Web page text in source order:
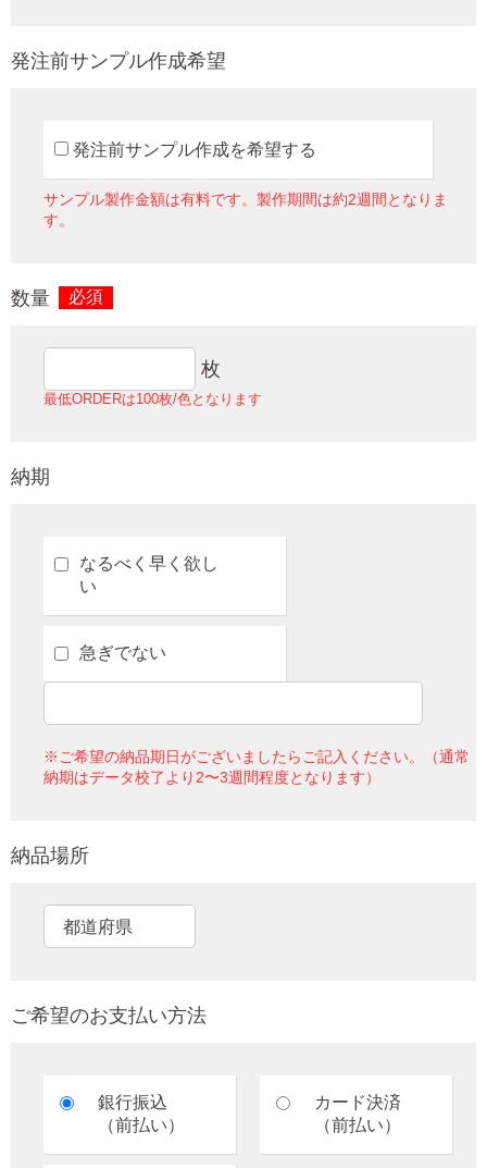
発注前サンプル作成希望
発注前サンプル作成を希望する
サンプル製作金額は有料です。製作期間は約2週間となりま
す。
数量 必須
枚
最低ORDERは100枚/色となります
納期
なるべく早く欲し
い
急ぎでない
※ご希望の納品期日がございましたらご記入ください。（通常
納期はデータ校了より2〜3週間程度となります）
納品場所
ご希望のお支払い方法
銀行振込
（前払い）
カード決済
（前払い）